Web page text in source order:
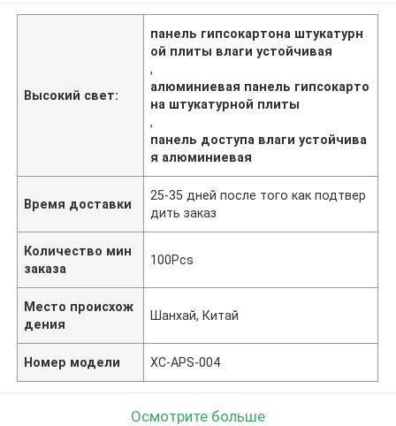
Высокий свет:
панель гипсокартона штукатурн
ой плиты влаги устойчивая
,
алюминиевая панель гипсокарто
на штукатурной плиты
,
панель доступа влаги устойчива
я алюминиевая
Время доставки
25-35 дней после того как подтвер
дить заказ
Количество мин
заказа
100Pcs
Место происхож
дения
Шанхай, Китай
Номер модели XC-APS-004
Осмотрите больше